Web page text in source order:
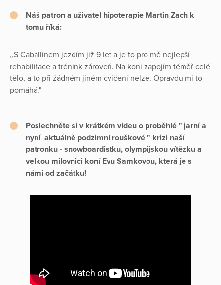
Náš patron a uživatel hipoterapie Martin Zach k
tomu říká:
,,S Caballinem jezdím již 9 let a je to pro mě nejlepší
rehabilitace a trénink zároveň. Na koni zapojím téměř celé
tělo, a to při žádném jiném cvičení nelze. Opravdu mi to
pomáhá."
Poslechněte si v krátkém videu o proběhlé " jarní a
nyní aktuálně podzimní rouškové " krizi naší
patronku - snowboardistku, olympijskou vítězku a
velkou milovnici koní Evu Samkovou, která je s
námi od začátku!